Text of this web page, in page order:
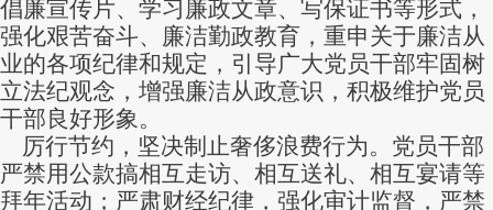
倡廉宣传片、学习廉政文章、写保证书等形式，
强化艰苦奋斗、廉洁勤政教育，重申关于廉洁从
业的各项纪律和规定，引导广大党员干部牢固树
立法纪观念，增强廉洁从政意识，积极维护党员
干部良好形象。
厉行节约，坚决制止奢侈浪费行为。党员干部
严禁用公款搞相互走访、相互送礼、相互宴请等
拜年活动；严肃财经纪律，强化审计监督，严禁